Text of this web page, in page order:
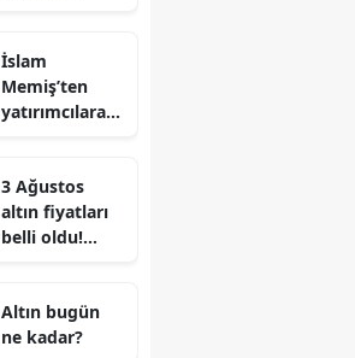
İslam
Memiş’ten
yatırımcılara
kazananı
hangisi
olacak?
3 Ağustos
altın fiyatları
belli oldu!
son durum
Altın bugün
ne kadar?